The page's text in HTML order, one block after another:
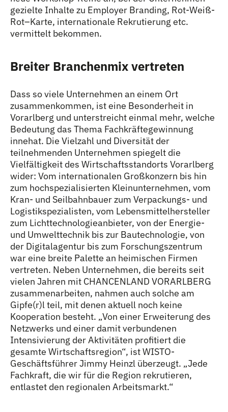
gezielte Inhalte zu Employer Branding, Rot-Weiß-
Rot–Karte, internationale Rekrutierung etc.
vermittelt bekommen.
Breiter Branchenmix vertreten
Dass so viele Unternehmen an einem Ort
zusammenkommen, ist eine Besonderheit in
Vorarlberg und unterstreicht einmal mehr, welche
Bedeutung das Thema Fachkräftegewinnung
innehat. Die Vielzahl und Diversität der
teilnehmenden Unternehmen spiegelt die
Vielfältigkeit des Wirtschaftsstandorts Vorarlberg
wider: Vom internationalen Großkonzern bis hin
zum hochspezialisierten Kleinunternehmen, vom
Kran- und Seilbahnbauer zum Verpackungs- und
Logistikspezialisten, vom Lebensmittelhersteller
zum Lichttechnologieanbieter, von der Energie-
und Umwelttechnik bis zur Bautechnologie, von
der Digitalagentur bis zum Forschungszentrum
war eine breite Palette an heimischen Firmen
vertreten. Neben Unternehmen, die bereits seit
vielen Jahren mit CHANCENLAND VORARLBERG
zusammenarbeiten, nahmen auch solche am
Gipfe(r)l teil, mit denen aktuell noch keine
Kooperation besteht. „Von einer Erweiterung des
Netzwerks und einer damit verbundenen
Intensivierung der Aktivitäten profitiert die
gesamte Wirtschaftsregion“, ist WISTO-
Geschäftsführer Jimmy Heinzl überzeugt. „Jede
Fachkraft, die wir für die Region rekrutieren,
entlastet den regionalen Arbeitsmarkt.“